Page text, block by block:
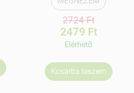
2724 Ft
2479 Ft
Elérhetõ
Kosárba teszem